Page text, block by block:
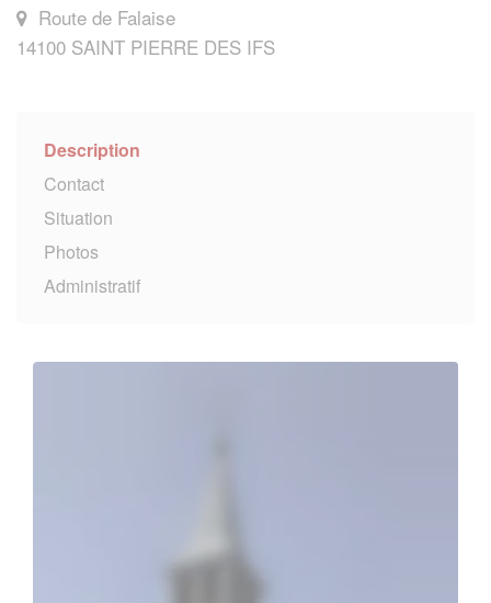
Route de Falaise
14100 SAINT PIERRE DES IFS
Description
Contact
Situation
Photos
Administratif